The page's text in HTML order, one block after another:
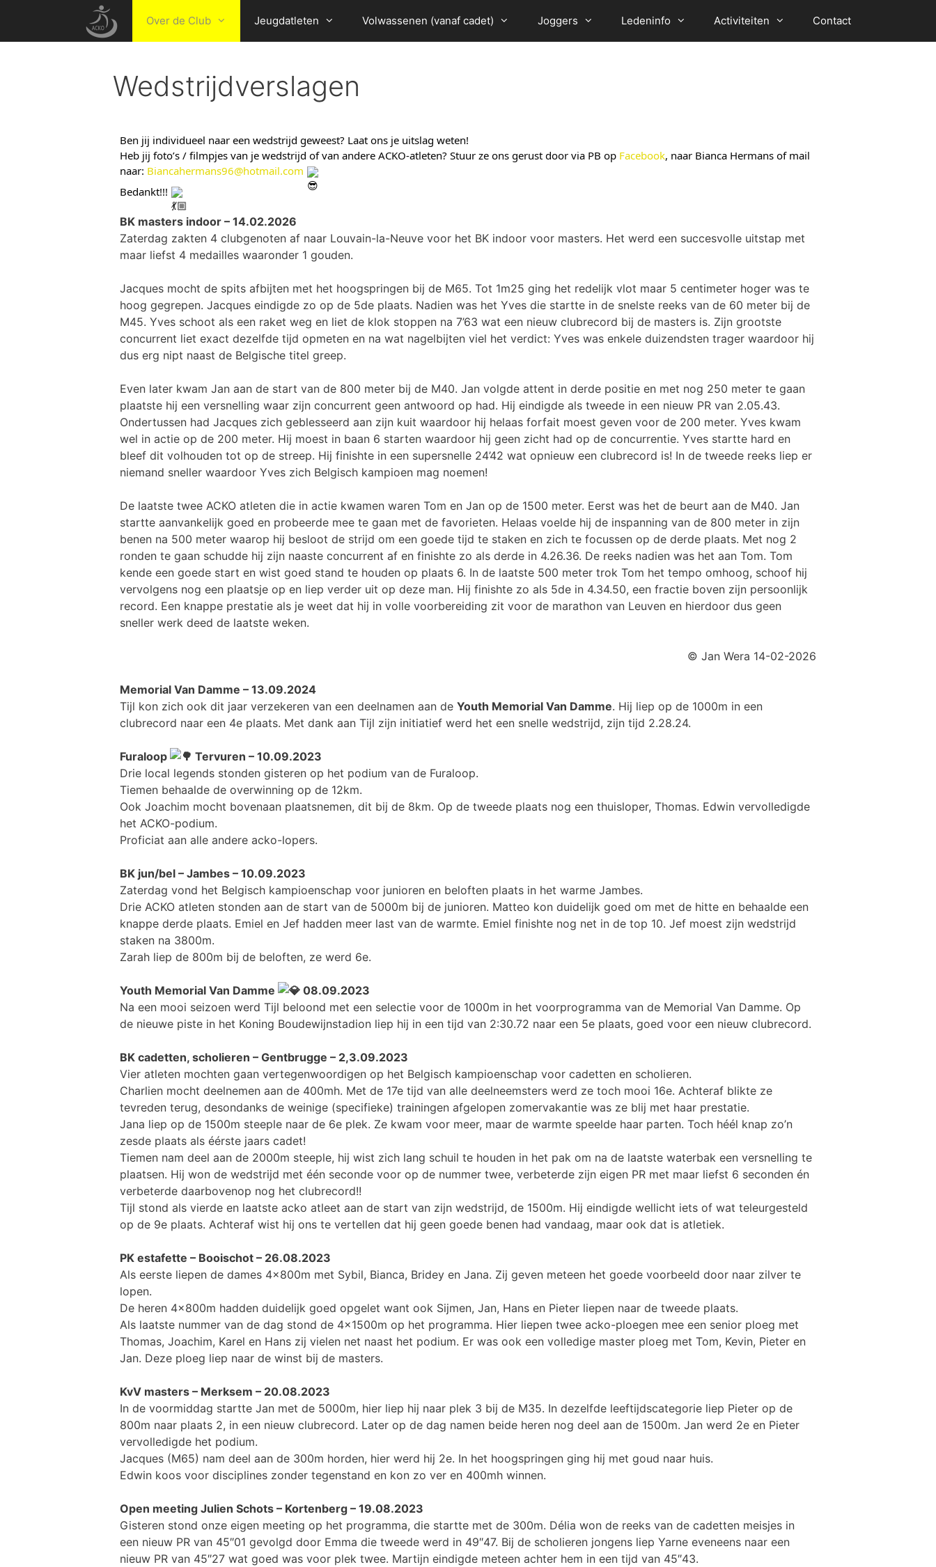
Over de Club Jeugdatleten Volwassenen (vanaf cadet) Joggers Ledeninfo Activiteiten Contact
Wedstrijdverslagen
Ben jij individueel naar een wedstrijd geweest? Laat ons je uitslag weten!
Heb jij foto’s / filmpjes van je wedstrijd of van andere ACKO-atleten? Stuur ze ons gerust door via PB op Facebook, naar Bianca Hermans of mail
naar: Biancahermans96@hotmail.com
Bedankt!!!
BK masters indoor – 14.02.2026
Zaterdag zakten 4 clubgenoten af naar Louvain-la-Neuve voor het BK indoor voor masters. Het werd een succesvolle uitstap met
maar liefst 4 medailles waaronder 1 gouden.
Jacques mocht de spits afbijten met het hoogspringen bij de M65. Tot 1m25 ging het redelijk vlot maar 5 centimeter hoger was te
hoog gegrepen. Jacques eindigde zo op de 5de plaats. Nadien was het Yves die startte in de snelste reeks van de 60 meter bij de
M45. Yves schoot als een raket weg en liet de klok stoppen na 7’63 wat een nieuw clubrecord bij de masters is. Zijn grootste
concurrent liet exact dezelfde tijd opmeten en na wat nagelbijten viel het verdict: Yves was enkele duizendsten trager waardoor hij
dus erg nipt naast de Belgische titel greep.
Even later kwam Jan aan de start van de 800 meter bij de M40. Jan volgde attent in derde positie en met nog 250 meter te gaan
plaatste hij een versnelling waar zijn concurrent geen antwoord op had. Hij eindigde als tweede in een nieuw PR van 2.05.43.
Ondertussen had Jacques zich geblesseerd aan zijn kuit waardoor hij helaas forfait moest geven voor de 200 meter. Yves kwam
wel in actie op de 200 meter. Hij moest in baan 6 starten waardoor hij geen zicht had op de concurrentie. Yves startte hard en
bleef dit volhouden tot op de streep. Hij finishte in een supersnelle 24’42 wat opnieuw een clubrecord is! In de tweede reeks liep er
niemand sneller waardoor Yves zich Belgisch kampioen mag noemen!
De laatste twee ACKO atleten die in actie kwamen waren Tom en Jan op de 1500 meter. Eerst was het de beurt aan de M40. Jan
startte aanvankelijk goed en probeerde mee te gaan met de favorieten. Helaas voelde hij de inspanning van de 800 meter in zijn
benen na 500 meter waarop hij besloot de strijd om een goede tijd te staken en zich te focussen op de derde plaats. Met nog 2
ronden te gaan schudde hij zijn naaste concurrent af en finishte zo als derde in 4.26.36. De reeks nadien was het aan Tom. Tom
kende een goede start en wist goed stand te houden op plaats 6. In de laatste 500 meter trok Tom het tempo omhoog, schoof hij
vervolgens nog een plaatsje op en liep verder uit op deze man. Hij finishte zo als 5de in 4.34.50, een fractie boven zijn persoonlijk
record. Een knappe prestatie als je weet dat hij in volle voorbereiding zit voor de marathon van Leuven en hierdoor dus geen
sneller werk deed de laatste weken.
© Jan Wera 14-02-2026
Memorial Van Damme – 13.09.2024
Tijl kon zich ook dit jaar verzekeren van een deelnamen aan de Youth Memorial Van Damme. Hij liep op de 1000m in een
clubrecord naar een 4e plaats. Met dank aan Tijl zijn initiatief werd het een snelle wedstrijd, zijn tijd 2.28.24.
Furaloop
Tervuren – 10.09.2023
Drie local legends stonden gisteren op het podium van de Furaloop.
Tiemen behaalde de overwinning op de 12km.
Ook Joachim mocht bovenaan plaatsnemen, dit bij de 8km. Op de tweede plaats nog een thuisloper, Thomas. Edwin vervolledigde
het ACKO-podium.
Proficiat aan alle andere acko-lopers.
BK jun/bel – Jambes – 10.09.2023
Zaterdag vond het Belgisch kampioenschap voor junioren en beloften plaats in het warme Jambes.
Drie ACKO atleten stonden aan de start van de 5000m bij de junioren. Matteo kon duidelijk goed om met de hitte en behaalde een
knappe derde plaats. Emiel en Jef hadden meer last van de warmte. Emiel finishte nog net in de top 10. Jef moest zijn wedstrijd
staken na 3800m.
Zarah liep de 800m bij de beloften, ze werd 6e.
Youth Memorial Van Damme
08.09.2023
Na een mooi seizoen werd Tijl beloond met een selectie voor de 1000m in het voorprogramma van de Memorial Van Damme. Op
de nieuwe piste in het Koning Boudewijnstadion liep hij in een tijd van 2:30.72 naar een 5e plaats, goed voor een nieuw clubrecord.
BK cadetten, scholieren – Gentbrugge – 2,3.09.2023
Vier atleten mochten gaan vertegenwoordigen op het Belgisch kampioenschap voor cadetten en scholieren.
Charlien mocht deelnemen aan de 400mh. Met de 17e tijd van alle deelneemsters werd ze toch mooi 16e. Achteraf blikte ze
tevreden terug, desondanks de weinige (specifieke) trainingen afgelopen zomervakantie was ze blij met haar prestatie.
Jana liep op de 1500m steeple naar de 6e plek. Ze kwam voor meer, maar de warmte speelde haar parten. Toch héél knap zo’n
zesde plaats als éérste jaars cadet!
Tiemen nam deel aan de 2000m steeple, hij wist zich lang schuil te houden in het pak om na de laatste waterbak een versnelling te
plaatsen. Hij won de wedstrijd met één seconde voor op de nummer twee, verbeterde zijn eigen PR met maar liefst 6 seconden én
verbeterde daarbovenop nog het clubrecord!!
Tijl stond als vierde en laatste acko atleet aan de start van zijn wedstrijd, de 1500m. Hij eindigde wellicht iets of wat teleurgesteld
op de 9e plaats. Achteraf wist hij ons te vertellen dat hij geen goede benen had vandaag, maar ook dat is atletiek.
PK estafette – Booischot – 26.08.2023
Als eerste liepen de dames 4x800m met Sybil, Bianca, Bridey en Jana. Zij geven meteen het goede voorbeeld door naar zilver te
lopen.
De heren 4x800m hadden duidelijk goed opgelet want ook Sijmen, Jan, Hans en Pieter liepen naar de tweede plaats.
Als laatste nummer van de dag stond de 4x1500m op het programma. Hier liepen twee acko-ploegen mee een senior ploeg met
Thomas, Joachim, Karel en Hans zij vielen net naast het podium. Er was ook een volledige master ploeg met Tom, Kevin, Pieter en
Jan. Deze ploeg liep naar de winst bij de masters.
KvV masters – Merksem – 20.08.2023
In de voormiddag startte Jan met de 5000m, hier liep hij naar plek 3 bij de M35. In dezelfde leeftijdscategorie liep Pieter op de
800m naar plaats 2, in een nieuw clubrecord. Later op de dag namen beide heren nog deel aan de 1500m. Jan werd 2e en Pieter
vervolledigde het podium.
Jacques (M65) nam deel aan de 300m horden, hier werd hij 2e. In het hoogspringen ging hij met goud naar huis.
Edwin koos voor disciplines zonder tegenstand en kon zo ver en 400mh winnen.
Open meeting Julien Schots – Kortenberg – 19.08.2023
Gisteren stond onze eigen meeting op het programma, die startte met de 300m. Délia won de reeks van de cadetten meisjes in
een nieuw PR van 45″01 gevolgd door Emma die tweede werd in 49″47. Bij de scholieren jongens liep Yarne eveneens naar een
nieuw PR van 45″27 wat goed was voor plek twee. Martijn eindigde meteen achter hem in een tijd van 45″43.